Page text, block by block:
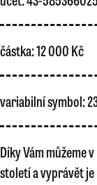
částka: 12 000 Kč
variabilní symbol:
Díky Vám můžeme
století a vyprávět